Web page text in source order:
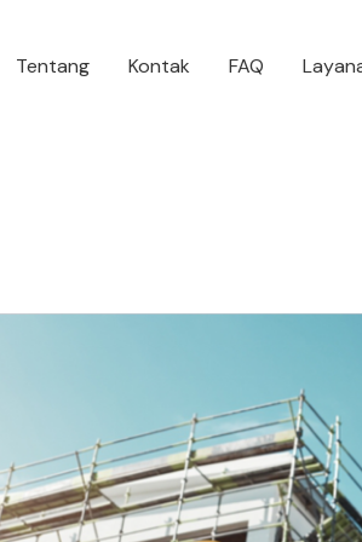
Tentang Kontak FAQ